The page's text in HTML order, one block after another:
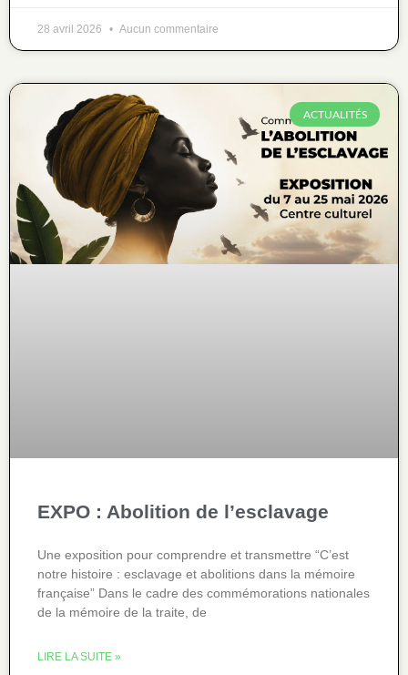
28 avril 2026 Aucun commentaire
ACTUALITÉS
EXPO : Abolition de l’esclavage
Une exposition pour comprendre et transmettre “C’est
notre histoire : esclavage et abolitions dans la mémoire
française” Dans le cadre des commémorations nationales
de la mémoire de la traite, de
LIRE LA SUITE »